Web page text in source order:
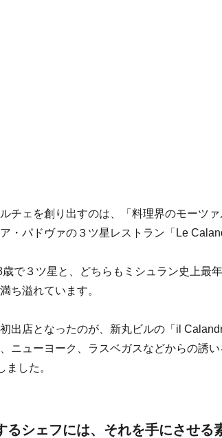
チェを創り出すのは、「料理界のモーツ
・パドヴァの３ツ星レストラン「Le
で３ツ星と、どちらもミシュラン史上最
ち溢れています。
出店となったのが、新丸ビルの「il
ニューヨーク、ラスベガスなどからの誘
ました。
るシェフには、それを手にさせる